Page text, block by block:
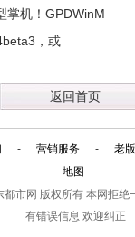
掌机！GPDWinM
，或
返回首页
- 营销服务 - 老
地图
都市网 版权所有 本网拒绝
有错误信息 欢迎纠正